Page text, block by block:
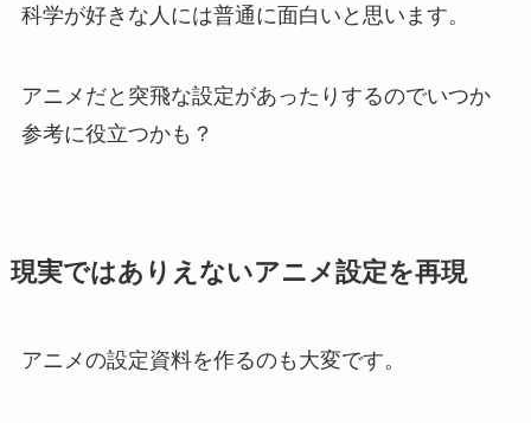
科学が好きな人には普通に面白いと思います。
アニメだと突飛な設定があったりするのでいつか
参考に役立つかも？
現実ではありえないアニメ設定を再現
アニメの設定資料を作るのも大変です。